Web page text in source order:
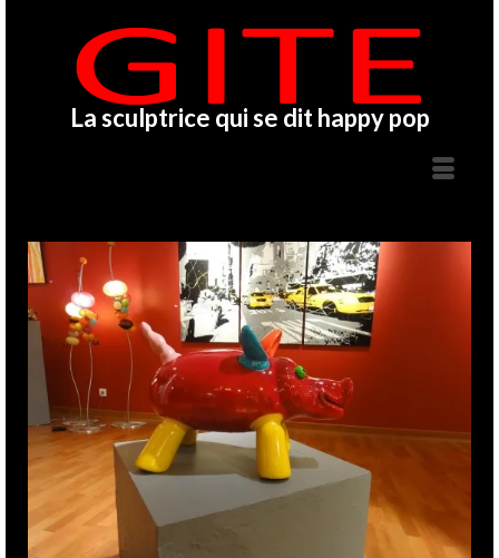
La sculptrice qui se dit happy pop